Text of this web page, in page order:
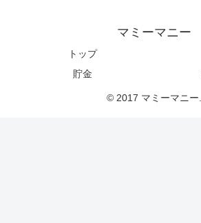
マミーマニー
トップ
貯金
© 2017 マミーマニー.